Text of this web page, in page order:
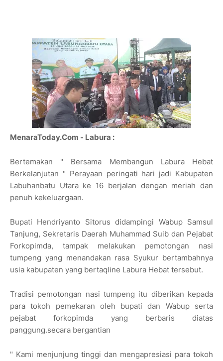
MenaraToday.Com - Labura :
Bertemakan " Bersama Membangun Labura Hebat
Berkelanjutan " Perayaan peringati hari jadi Kabupaten
Labuhanbatu Utara ke 16 berjalan dengan meriah dan
penuh kekeluargaan.
Bupati Hendriyanto Sitorus didampingi Wabup Samsul
Tanjung, Sekretaris Daerah Muhammad Suib dan Pejabat
Forkopimda, tampak melakukan pemotongan nasi
tumpeng yang menandakan rasa Syukur bertambahnya
usia kabupaten yang bertaqline Labura Hebat tersebut.
Tradisi pemotongan nasi tumpeng itu diberikan kepada
para tokoh pemekaran oleh bupati dan Wabup serta
pejabat forkopimda yang berbaris diatas
panggung.secara bergantian
" Kami menjunjung tinggi dan mengapresiasi para tokoh